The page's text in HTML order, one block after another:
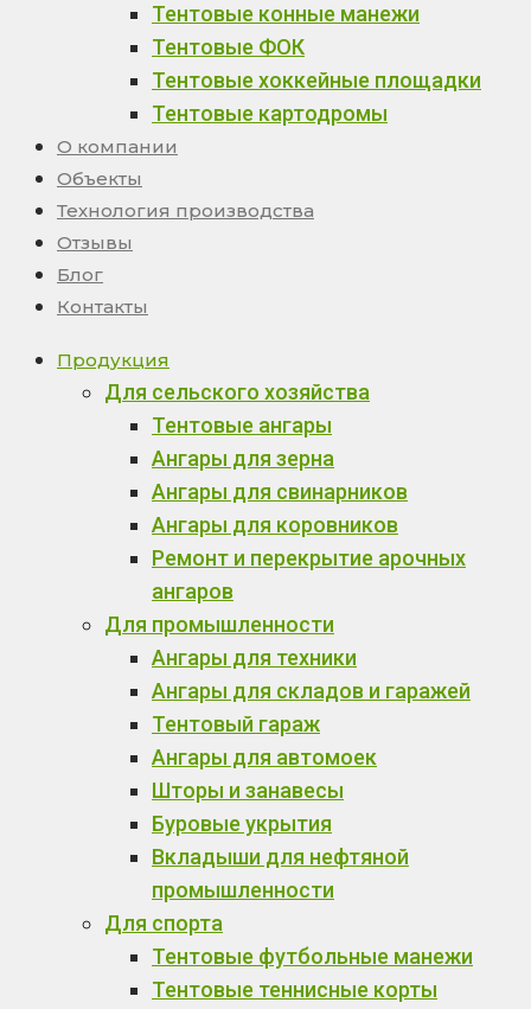
Тентовые конные манежи
Тентовые ФОК
Тентовые хоккейные площадки
Тентовые картодромы
О компании
Объекты
Технология производства
Отзывы
Блог
Контакты
Продукция
Для сельского хозяйства
Тентовые ангары
Ангары для зерна
Ангары для свинарников
Ангары для коровников
Ремонт и перекрытие арочных
ангаров
Для промышленности
Ангары для техники
Ангары для складов и гаражей
Тентовый гараж
Ангары для автомоек
Шторы и занавесы
Буровые укрытия
Вкладыши для нефтяной
промышленности
Для спорта
Тентовые футбольные манежи
Тентовые теннисные корты